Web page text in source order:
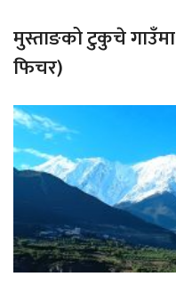
मुस्ताङको टुकुचे
फिचर)